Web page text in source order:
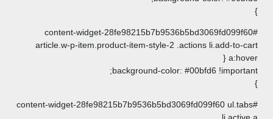
#content-widget-
article.w-p-item.product-item-style-2
background-color:
#content-widget-